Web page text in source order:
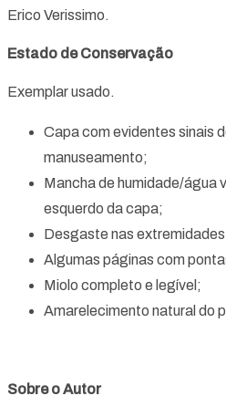
Erico Verissimo.
Estado de Conservação
Exemplar usado.
Capa com evidentes sinais
manuseamento;
Mancha de humidade/água
esquerdo da capa;
Desgaste nas
Algumas páginas com
Miolo completo e legível;
Amarelecimento natural do
Sobre o Autor